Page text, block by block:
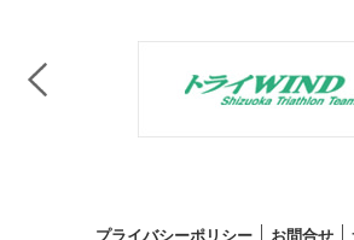
プライバシーポリシー お問合せ